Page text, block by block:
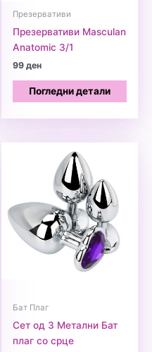
Презервативи
Презервативи Masculan
Anatomic 3/1
99ден
Погледни детали
Бат Плаг
Сет од 3 Метални Бат
плаг со срце